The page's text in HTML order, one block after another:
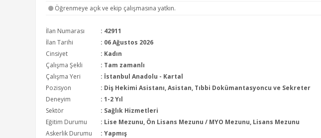
Öğrenmeye açık ve ekip çalışmasına yatkın.
İlan Numarası
: 42911
İlan Tarihi
: 06 Ağustos 2026
Cinsiyet
: Kadın
Çalışma Şekli
: Tam zamanlı
Çalışma Yeri
: İstanbul Anadolu - Kartal
Pozisyon
: Diş Hekimi Asistanı, Asistan, Tıbbi Dokümantasyoncu ve Sekreter
Deneyim
: 1-2 Yıl
Sektör
: Sağlık Hizmetleri
Eğitim Durumu
: Lise Mezunu, Ön Lisans Mezunu / MYO Mezunu, Lisans Mezunu
Askerlik Durumu
: Yapmış